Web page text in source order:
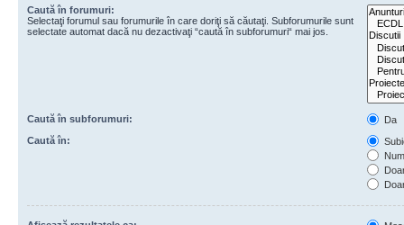
Caută în forumuri:
Selectaţi forumul sau forumurile în care doriţi să căutaţi. Subforumurile sunt
selectate automat dacă nu dezactivaţi “caută în subforumuri“ mai jos.
Caută în subforumuri:
Da
Caută în: